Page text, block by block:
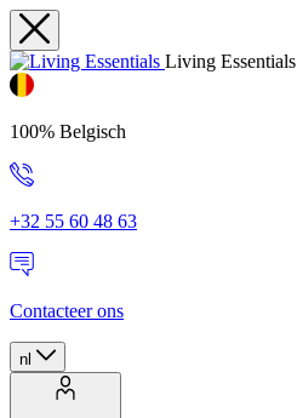
Living Essentials
100% Belgisch
+32 55 60 48 63
Contacteer ons
nl